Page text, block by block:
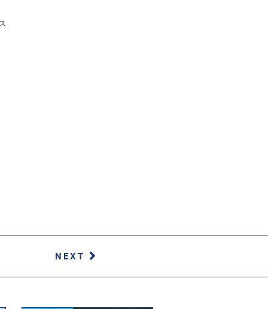
NEXT